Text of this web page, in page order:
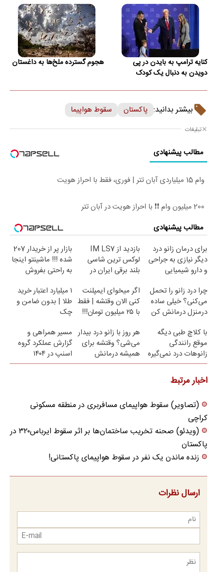
کنایه ترامپ به بایدن در پی
دویدن به دنبال یک کودک
هجوم گسترده ملخ‌ها به داغستان
بیشتر بدانید: پاکستان سقوط هواپیما
تبلیغات
مطالب پیشنهادی
وام 15 میلیاردی آبان تتر | فوری، فقط با احراز هویت
200 میلیون وام ❗❗ با احراز هویت در آبان تتر
مطالب پیشنهادی
برای درمان زانو درد
دیگر نیازی به جراحی
و دارو شیمیایی
بازدید از IM LS7
لوکس ترین شاسی
بلند برقی ایران در
بازار پر از خریدار 207
شده !!! ماشینتو اینجا
به راحتی بفروش
چرا درد زانو را تحمل
می‌کنی؟ خیلی ساده
درمنزل درمانش کن
اگر میخوای ایمپلنت
کنی الان وقتشه | فقط
با ۲۵ میلیون تومان!!!
۱ میلیارد اعتبار خرید
طلا | بدون ضامن و
چک
با کلاچ طبی دیگه
موقع رانندگی
زانوهات درد نمی‌گیره
✅
هر روز با زانو درد بیدار
می‌شی؟ وقتشه برای
همیشه درمانش
کنی✅فرم پر کن
مسیر همراهی و
گزارش عملکرد گروه
اسنپ در ۱۴۰۴
اخبار مرتبط
(تصاویر) سقوط هواپیمای مسافربری در منطقه مسکونی
کراچی
(ویدئو) صحنه تخریب ساختمان‌ها بر اثر سقوط ایرباس٣٢٠ در
پاکستان
زنده ماندن یک نفر در سقوط هواپیمای پاکستانی!
ارسال نظرات